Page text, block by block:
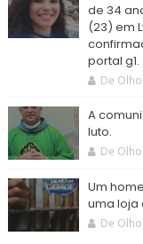
de 34
(23) em
portal g1.
De
A
luto.
De
Um
uma loja
De